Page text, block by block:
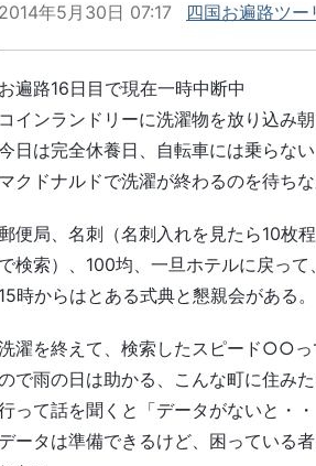
2014年5月30日 07:17 四国お遍路ツ
お遍路16日目で現在一時中断中
コインランドリーに洗濯物を放り込み朝
日は完全休養日、自転車には乗らな
マクドナルドで洗濯が終わるのを待ち
便局、名刺（名刺入れを見たら10枚
で検索）、100均、一旦ホテルに戻って
15時からはとある式典と懇親会がある。
濯を終えて、検索したスピード○○っ
で雨の日は助かる、こんな町に住みた
って話を聞くと「データがないと・
データは準備できるけど、困っている